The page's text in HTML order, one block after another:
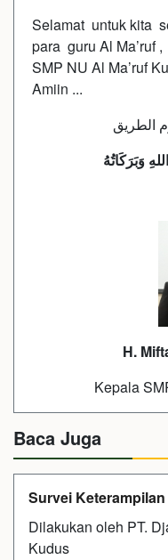
Selamat untuk kita
para guru Al Ma’ruf
SMP NU Al Ma’ruf
Amiin ...
الطريق
H.
Kepala
Baca Juga
Survei
Dilakukan oleh PT.
Kudus